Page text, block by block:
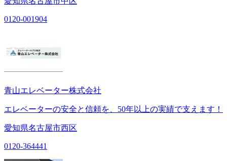
0120-001904
青山エレベーター株式会社
エレベーターの安全と信頼を、50年以上の実績で支えます！
愛知県名古屋市西区
0120-364441